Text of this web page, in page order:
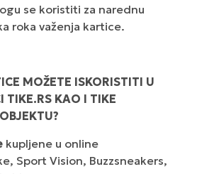
se koristiti za narednu
roka važenja kartice.
MOŽETE ISKORISTITI U
TIKE.RS KAO I TIKE
kupljene u online
Sport Vision, Buzzsneakers,